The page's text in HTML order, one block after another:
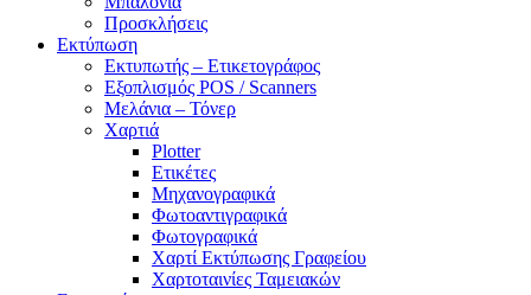
Προσκλήσεις
Εκτύπωση
Εκτυπωτής – Ετικετογράφος
Εξοπλισμός POS / Scanners
Μελάνια – Τόνερ
Χαρτιά
Plotter
Ετικέτες
Μηχανογραφικά
Φωτοαντιγραφικά
Φωτογραφικά
Χαρτί Εκτύπωσης Γραφείου
Χαρτοταινίες Ταμειακών